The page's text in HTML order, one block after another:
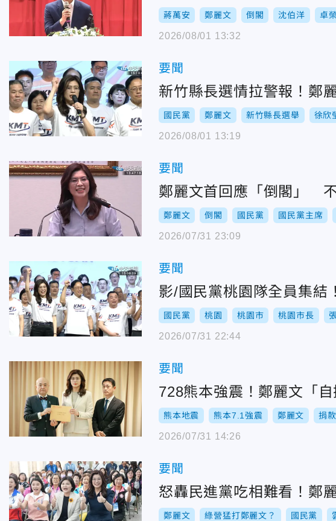
蔣萬安 鄭麗文 倒閣 沈伯洋 卓
2026/08/01 13:32
要聞
新竹縣長選情拉警報！鄭
國民黨 鄭麗文 新竹縣長選舉 徐欣
2026/08/01 13:19
要聞
鄭麗文首回應「倒閣」
鄭麗文 倒閣 國民黨 國民黨主席
2026/07/31 23:09
要聞
影/國民黨桃園隊全員集
國民黨 桃園 桃園市 桃園市長
2026/07/31 22:44
要聞
728熊本強震！鄭麗文「
熊本地震 熊本7.1強震 鄭麗文 捐款
2026/07/31 14:26
要聞
怒轟民進黨吃相難看！鄭
鄭麗文 綠營猛打鄭麗文？ 國民黨